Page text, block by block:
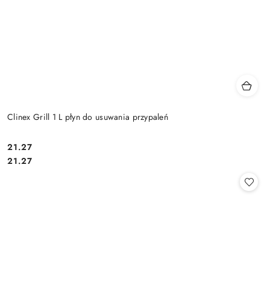
Clinex Grill 1 L płyn do usuwania przypaleń
Cena:
21.27
Cena:
21.27